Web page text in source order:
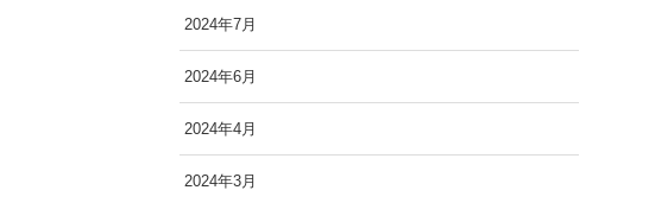
2024年7月
2024年6月
2024年4月
2024年3月